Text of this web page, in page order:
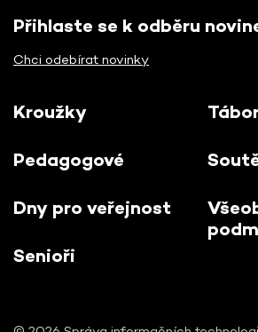
Přihlaste se k odběru
Chci odebírat novinky
Kroužky
Pedagogové
Dny pro veřejnost
Senioři